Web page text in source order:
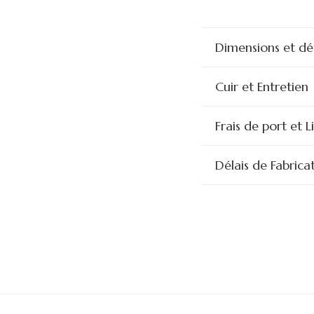
Dimensions et
Cuir et Entretien
Frais de port et
Délais de